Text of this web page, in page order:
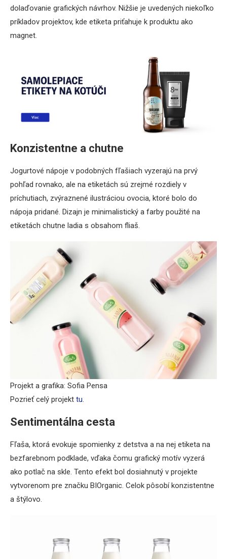
dolaďovanie grafických návrhov. Nižšie je uvedených niekoľko
príkladov projektov, kde etiketa priťahuje k produktu ako
magnet.
Konzistentne a chutne
Jogurtové nápoje v podobných fľašiach vyzerajú na prvý
pohľad rovnako, ale na etiketách sú zrejmé rozdiely v
príchutiach, zvýraznené ilustráciou ovocia, ktoré bolo do
nápoja pridané. Dizajn je minimalistický a farby použité na
etiketách chutne ladia s obsahom fliaš.
Projekt a grafika: Sofia Pensa
Pozrieť celý projekt tu.
Sentimentálna cesta
Fľaša, ktorá evokuje spomienky z detstva a na nej etiketa na
bezfarebnom podklade, vďaka čomu grafický motív vyzerá
ako potlač na skle. Tento efekt bol dosiahnutý v projekte
vytvorenom pre značku BIOrganic. Celok pôsobí konzistentne
a štýlovo.